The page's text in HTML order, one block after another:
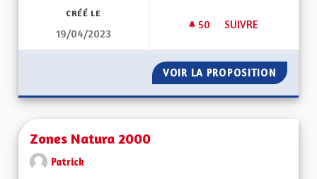
CRÉÉ LE
19/04/2023
50 50 ABONNÉS
SUIVRE
VOIR LA PROPOSITION ZONE
Zones Natura 2000
Patrick